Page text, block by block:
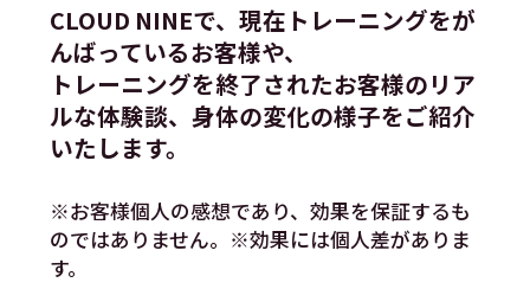
CLOUD NINEで、現在トレーニングをが
んばっているお客様や、
トレーニングを終了されたお客様のリア
ルな体験談、身体の変化の様子をご紹介
いたします。
※お客様個人の感想であり、効果を保証するも
のではありません。※効果には個人差がありま
す。